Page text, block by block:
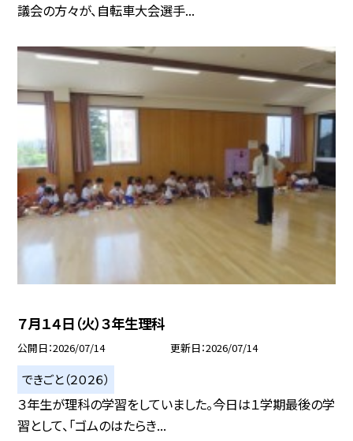
議会の方々が、自転車大会選手...
７月１４日（火）３年生理科
公開日 2026/07/14 更新日 2026/07/14
できごと（２０２６）
３年生が理科の学習をしていました。今日は１学期最後の学
習として、「ゴムのはたらき...